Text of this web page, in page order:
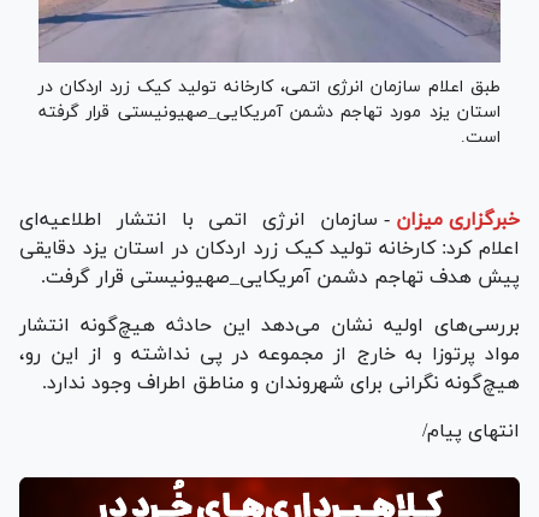
طبق اعلام سازمان انرژی اتمی، کارخانه تولید کیک زرد اردکان در
استان یزد مورد تهاجم دشمن آمریکایی_صهیونیستی قرار گرفته
است.
خبرگزاری میزان - سازمان انرژی اتمی با انتشار اطلاعیه‌ای
اعلام کرد: کارخانه تولید کیک زرد اردکان در استان یزد دقایقی
پیش هدف تهاجم دشمن آمریکایی_صهیونیستی قرار گرفت.
بررسی‌های اولیه نشان می‌دهد این حادثه هیچ‌گونه انتشار
مواد پرتوزا به خارج از مجموعه در پی نداشته و از این رو،
هیچ‌گونه نگرانی برای شهروندان و مناطق اطراف وجود ندارد.
انتهای پیام/